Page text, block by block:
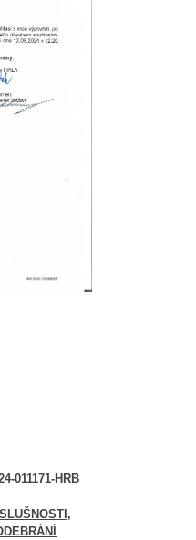
011171-HRB